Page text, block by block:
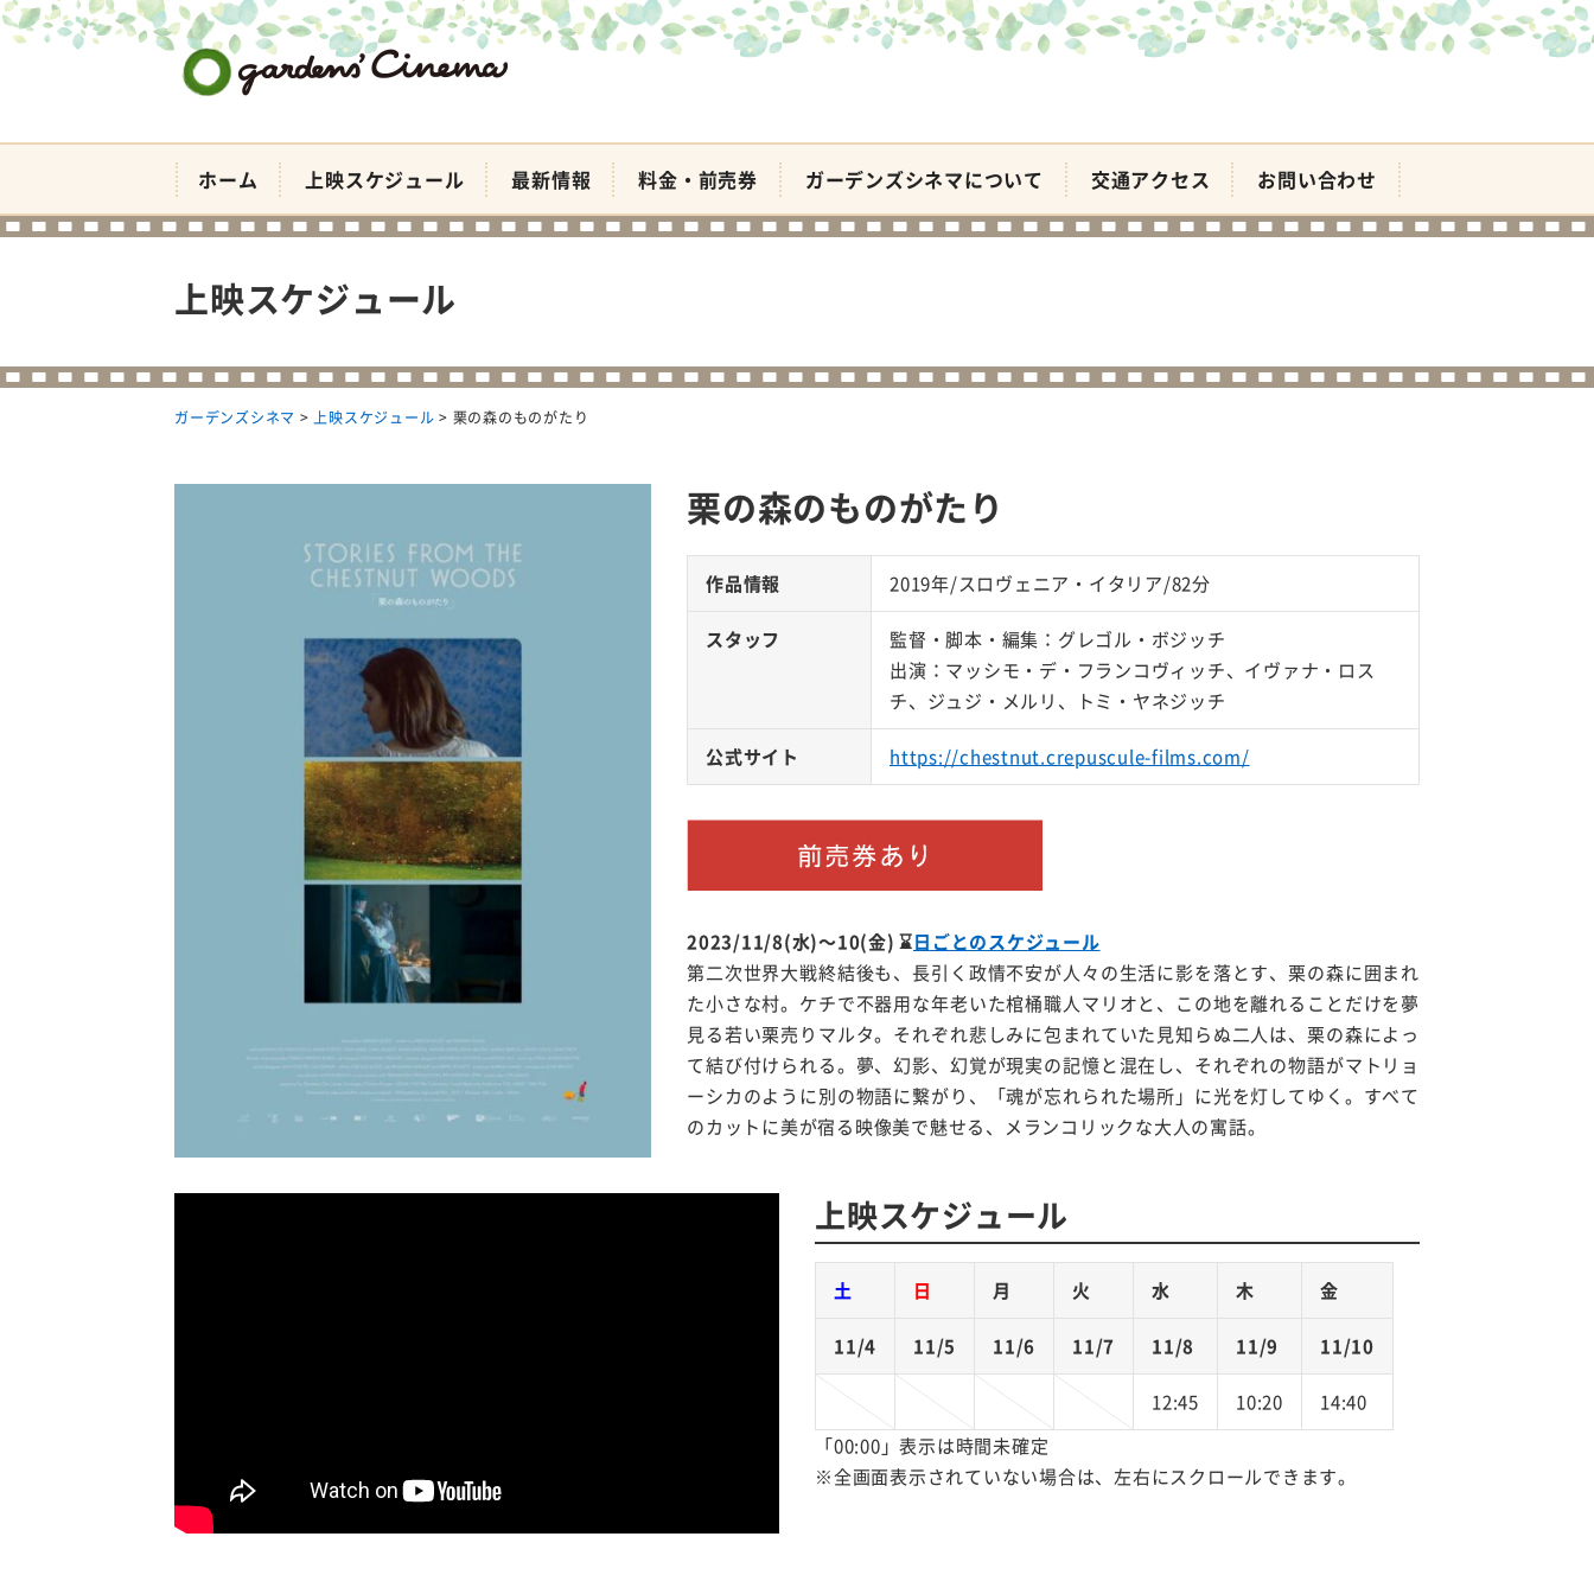
ホーム 上映スケジュール 最新情報 料金・前売券 ガーデンズシネマについて 交通アクセス お問い合わせ
上映スケジュール
ガーデンズシネマ >上映スケジュール > 栗の森のものがたり
栗の森のものがたり
作品情報 2019年/スロヴェニア・イタリア/82分
スタッフ
監督・脚本・編集：グレゴル・ボジッチ
出演：マッシモ・デ・フランコヴィッチ、イヴァナ・ロス
チ、ジュジ・メルリ、トミ・ヤネジッチ
公式サイト https://chestnut.crepuscule-films.com/
2023/11/8(水)～10(金)⌛日ごとのスケジュール
第二次世界大戦終結後も、長引く政情不安が人々の生活に影を落とす、栗の森に囲まれ
た小さな村。ケチで不器用な年老いた棺桶職人マリオと、この地を離れることだけを夢
見る若い栗売りマルタ。それぞれ悲しみに包まれていた見知らぬ二人は、栗の森によっ
て結び付けられる。夢、幻影、幻覚が現実の記憶と混在し、それぞれの物語がマトリョ
ーシカのように別の物語に繋がり、「魂が忘れられた場所」に光を灯してゆく。すべて
のカットに美が宿る映像美で魅せる、メランコリックな大人の寓話。
上映スケジュール
土 日 月 火 水 木 金
11/4 11/5 11/6 11/7 11/8 11/9 11/10
12:45 10:20
14:40
「00:00」表示は時間未確定
※全画面表示されていない場合は、左右にスクロールできます。